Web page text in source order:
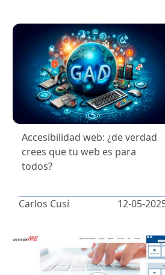
Accesibilidad web: ¿de verdad
crees que tu web es para
todos?
Carlos Cusí 12-05-